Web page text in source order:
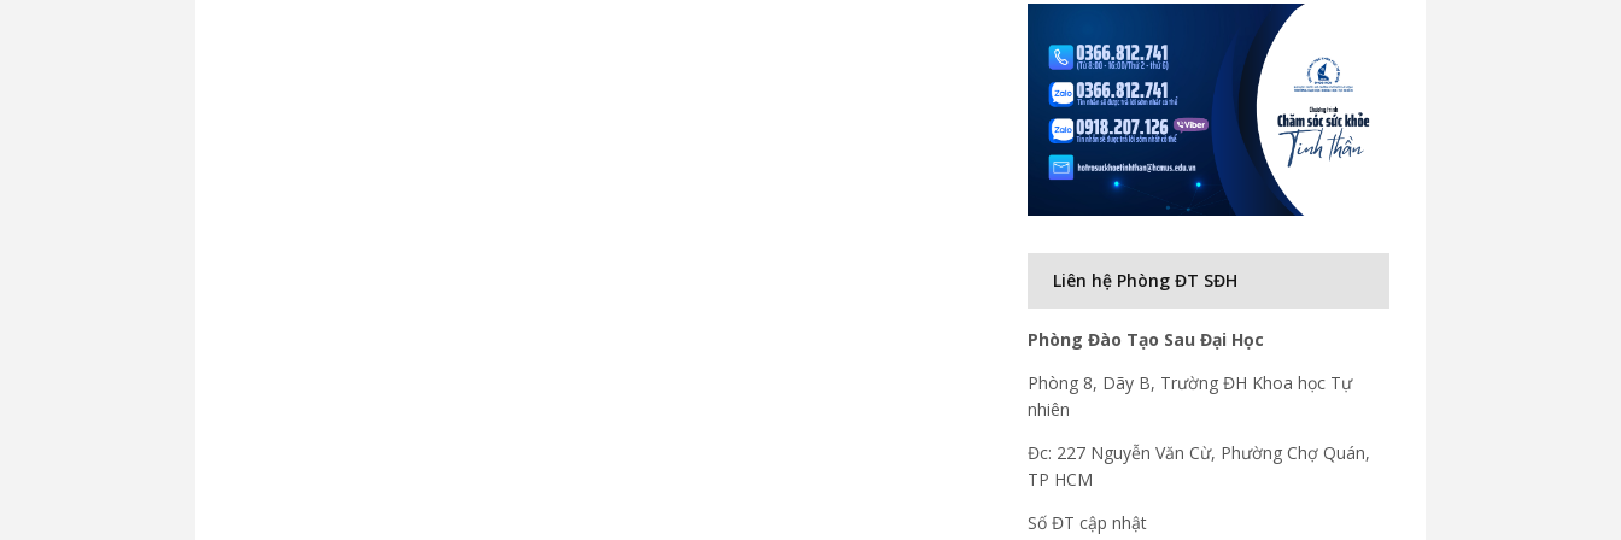
Liên hệ Phòng ĐT SĐH
Phòng Đào Tạo Sau Đại Học
Phòng 8, Dãy B, Trường ĐH Khoa học Tự
nhiên
Đc: 227 Nguyễn Văn Cừ, Phường Chợ Quán,
TP HCM
Số ĐT cập nhật